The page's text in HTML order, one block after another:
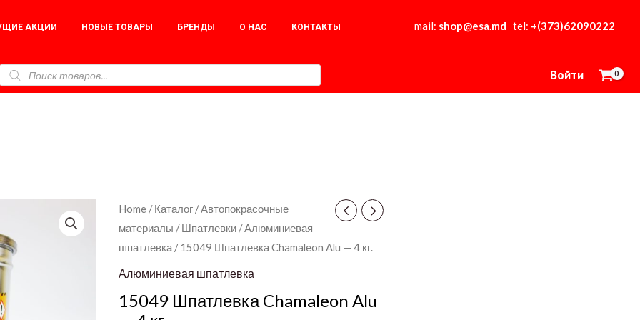
АКЦИИ НОВЫЕ ТОВАРЫ БРЕНДЫ О НАС КОНТАКТЫ mail: shop@esa.md tel: +(373)62090222
Войти
Home /Каталог /Автопокрасочные
материалы /Шпатлевки /Алюминиевая
шпатлевка / 15049 Шпатлевка Chamaleon Alu — 4 кг.
Алюминиевая шпатлевка
15049 Шпатлевка Chamaleon Alu
15049
Шпатлевка
Chamaleon
Alu